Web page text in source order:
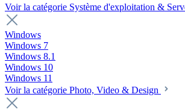
Voir la catégorie Système d'exploitation &
Windows
Windows 7
Windows 8.1
Windows 10
Windows 11
Voir la catégorie Photo, Video & Design